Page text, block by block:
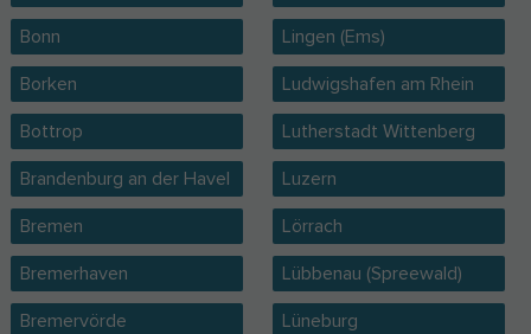
Bonn
Borken
Bottrop
Brandenburg an der Havel
Bremen
Bremerhaven
Bremervörde
Lingen (Ems)
Ludwigshafen am Rhein
Lutherstadt Wittenberg
Luzern
Lörrach
Lübbenau (Spreewald)
Lüneburg